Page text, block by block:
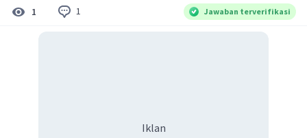
1 1 Jawaban terverifikasi
Iklan